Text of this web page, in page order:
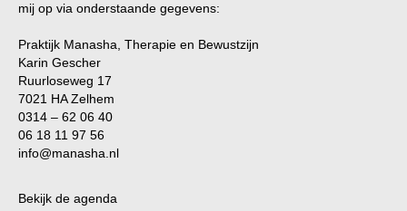
mij op via onderstaande gegevens:
Praktijk Manasha, Therapie en Bewustzijn
Karin Gescher
Ruurloseweg 17
7021 HA Zelhem
0314 – 62 06 40
06 18 11 97 56
info@manasha.nl
Bekijk de agenda